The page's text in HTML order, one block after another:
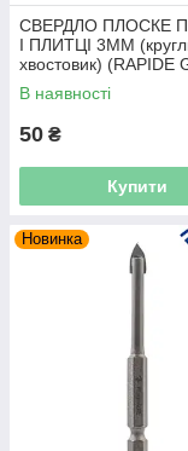
СВЕРДЛО ПЛОСКЕ
І ПЛИТЦІ 3ММ
хвостовик) (RAPIDE
DRILLS)
В наявності
50 ₴
Купити
Новинка